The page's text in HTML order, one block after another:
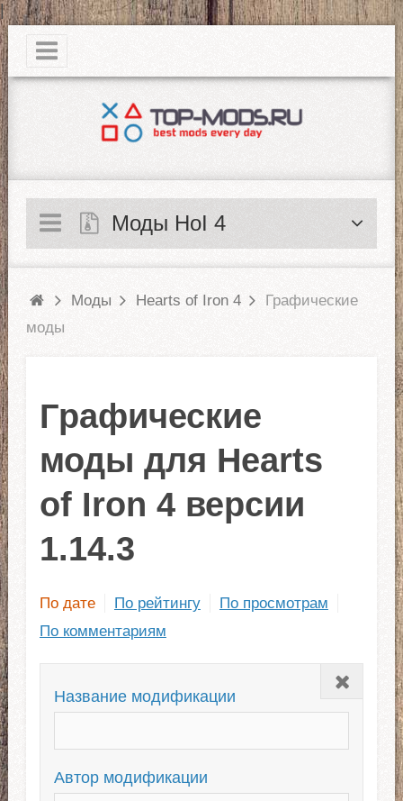
|
Моды HoI 4
Моды Hearts of Iron 4
Графические
моды
Графические
моды для Hearts
of Iron 4 версии
1.14.3
По дате По рейтингу
По просмотрам
По комментариям
Закрыть
Название модификации
Автор модификации